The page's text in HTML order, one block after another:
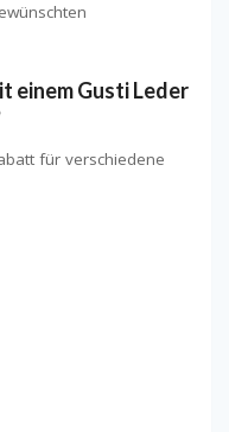
einem Gusti Leder
für verschiedene